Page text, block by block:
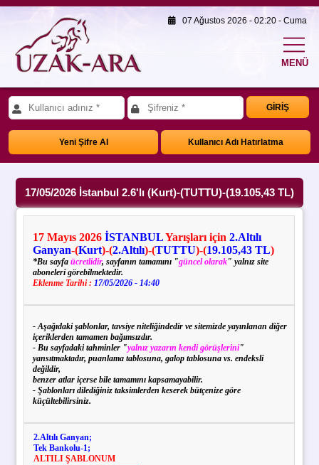
07 Ağustos 2026 - 02:20 - Cuma
MENÜ
GİRİŞ
Yeni Şifre Al Kullanıcı Adı Hatırlatma
17/05/2026 İstanbul 2.6'lı (Kurt)-(TUTTU)-(19.105,43 TL)
17Mayıs 2026İSTANBULYarışları için2.Altılı
Ganyan-(Kurt)-(2.Altılı)-(TUTTU)-(19.105,43 TL)
*Bu sayfaücretlidir, sayfanın tamamını "güncel olarak" yalnız site
aboneleri görebilmektedir.
Eklenme Tarihi : 17/05/2026 - 14:40
- Aşağıdaki şablonlar, tavsiye niteliğindedir ve sitemizde yayınlanan diğer
içeriklerden tamamen bağımsızdır.
- Bu sayfadaki tahminler "yalnız yazarın kendi görüşlerini"
yansıtmaktadır, puanlama tablosuna, galop tablosuna vs. endeksli
değildir,
benzer atlar içerse bile tamamını kapsamayabilir.
- Şablonları dilediğiniz taksimlerden keserek bütçenize göre
küçültebilirsiniz.
2.Altılı Ganyan;
Tek Bankolu-1;
ALTILI ŞABLONUM